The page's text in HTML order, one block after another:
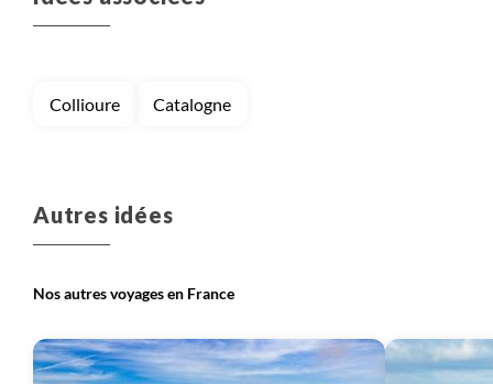
Voyage
Autres régions (France)
Voyage
Provence - Côte d'Azur Voyage
Pyrénées
Collioure Catalogne
Autres idées
Nos autres voyages en France